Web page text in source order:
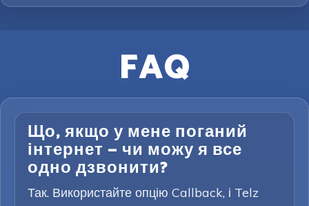
FAQ
Що, якщо у мене поганий
інтернет — чи можу я все
одно дзвонити?
Так. Використайте опцію Callback, і Telz